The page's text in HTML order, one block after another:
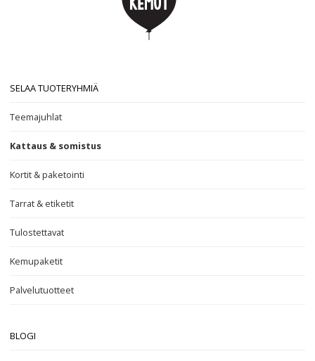
SELAA TUOTERYHMIÄ
Teemajuhlat
Kattaus & somistus
Kortit & paketointi
Tarrat & etiketit
Tulostettavat
Kemupaketit
Palvelutuotteet
BLOGI